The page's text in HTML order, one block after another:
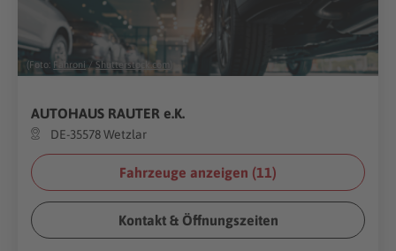
(Foto: Fahroni / Shutterstock.com
AUTOHAUS RAUTER e.K.
DE-35578 Wetzlar
Fahrzeuge anzeigen (11)
Kontakt & Öffnungszeiten